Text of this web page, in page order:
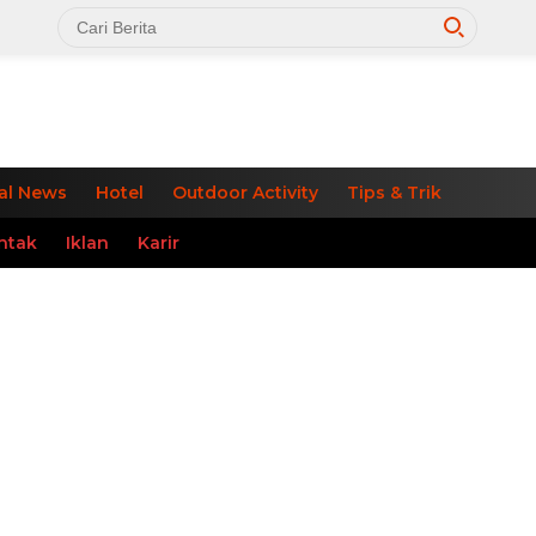
News Hotel Outdoor Activity Tips & Trik
Iklan Karir